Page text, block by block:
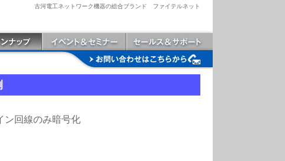
古河電工ネットワーク機器の総合ブランド ファイテルネット
ン回線のみ暗号化